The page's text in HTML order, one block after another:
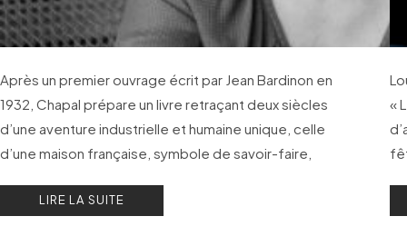
Après un premier ouvrage écrit par Jean Bardinon en
1932, Chapal prépare un livre retraçant deux siècles
d’une aventure industrielle et humaine unique, celle
d’une maison française, symbole de savoir-faire,
LIRE LA SUITE
«